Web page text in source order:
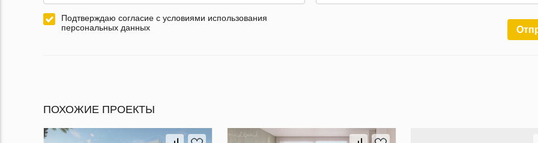
Подтверждаю согласие с условиями использования
персональных данных
ПОХОЖИЕ ПРОЕКТЫ